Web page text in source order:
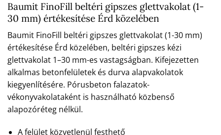
Baumit FinoFill beltéri gipszes glettvakolat (1-
30 mm) értékesítése Érd közelében
Baumit FinoFill beltéri gipszes glettvakolat (1-30 mm)
értékesítése Érd közelében, beltéri gipszes kézi
glettvakolat 1–30 mm-es vastagságban. Kifejezetten
alkalmas betonfelületek és durva alapvakolatok
kiegyenlítésére. Pórusbeton falazatok-
vékonyvakolataként is használható közbenső
alapozóréteg nélkül.
A felület közvetlenül festhető